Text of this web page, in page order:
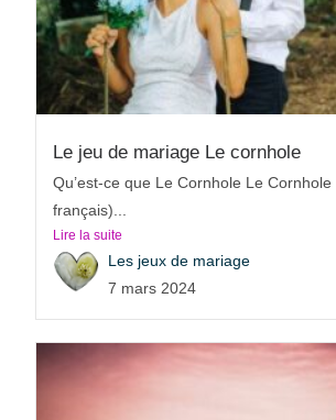
Le jeu de mariage Le cornhole
Qu’est-ce que Le Cornhole Le
français)...
Lire la suite
Les jeux de mariage
7 mars 2024